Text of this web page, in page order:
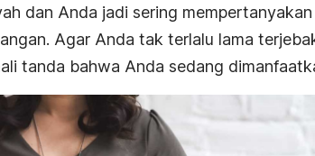
dan Anda jadi sering
Agar Anda tak terlalu lama
tanda bahwa Anda sedang